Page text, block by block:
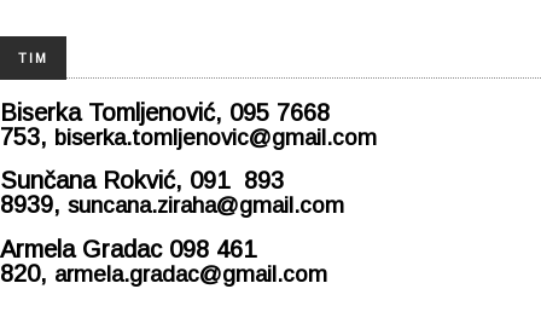
TIM
Biserka Tomljenović, 095 7668
753, biserka.tomljenovic@gmail.com
Sunčana Rokvić, 091 893
8939, suncana.ziraha@gmail.com
Armela Gradac 098 461
820, armela.gradac@gmail.com